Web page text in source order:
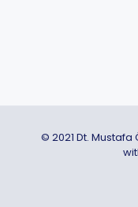
© 2021 Dt. Mustafa